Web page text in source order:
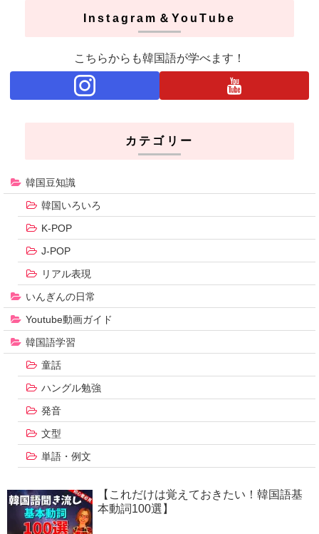
Instagram＆YouTube
こちらからも韓国語が学べます！
カテゴリー
韓国豆知識
韓国いろいろ
K-POP
J-POP
リアル表現
いんぎんの日常
Youtube動画ガイド
韓国語学習
童話
ハングル勉強
発音
文型
単語・例文
【これだけは覚えておきたい！韓国語基
本動詞100選】